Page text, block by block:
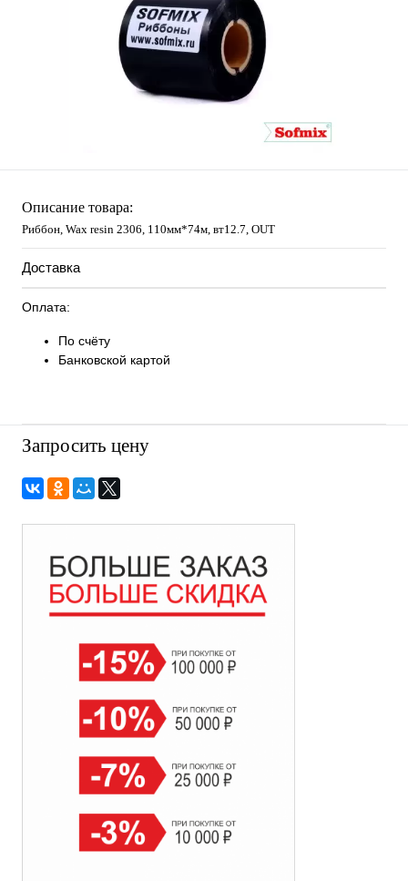
Описание товара:
Риббон, Wax resin 2306, 110мм*74м, вт12.7, OUT
Доставка
Оплата:
По счёту
Банковской картой
Запросить цену